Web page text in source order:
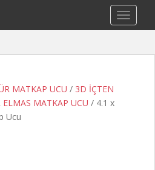
MATKAP UCU / 3D İÇTEN
MATKAP UCU / 4.1 x
Ucu